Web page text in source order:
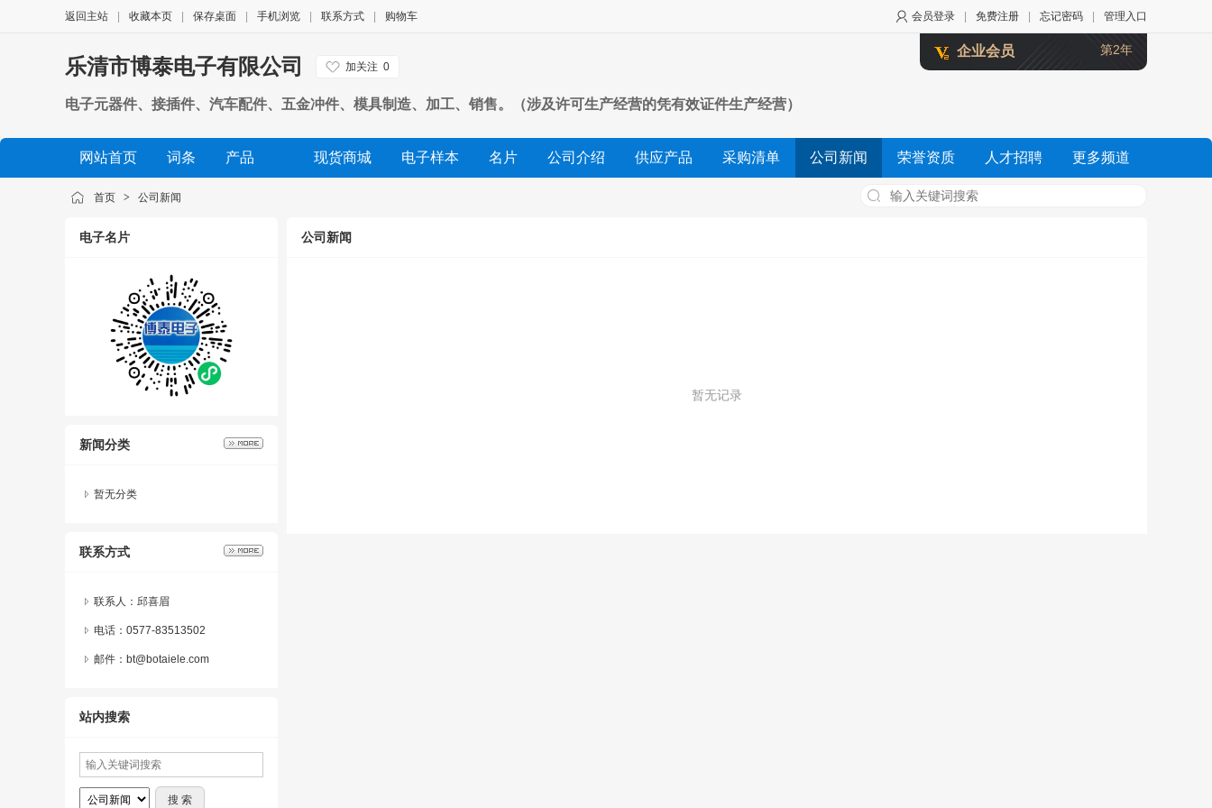
会员登录 免费注册 忘记密码 管理入口
返回主站 收藏本页 保存桌面 手机浏览 联系方式 购物车
企业会员 第2年
乐清市博泰电子有限公司 加关注 0
电子元器件、接插件、汽车配件、五金冲件、模具制造、加工、销售。（涉及许可生产经营的凭有效证件生产经营）
网站首页 词条 产品 现货商城 电子样本 名片 公司介绍 供应产品 采购清单 公司新闻 荣誉资质 人才招聘 更多频道
公司相册 品牌展示
首页 > 公司新闻
电子名片
新闻分类
暂无分类
联系方式
联系人：邱喜眉
电话：0577-83513502
邮件：bt@botaiele.com
站内搜索
公司新闻
暂无记录